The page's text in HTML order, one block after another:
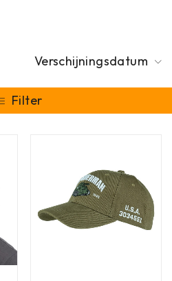
Verschijningsdatum
Filter